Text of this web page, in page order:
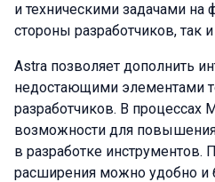
и техническими задачами на
стороны разработчиков, так
Astra позволяет дополнить
недостающими элементами
разработчиков. В процессах
возможности для
в разработке инструментов.
расширения можно удобно и